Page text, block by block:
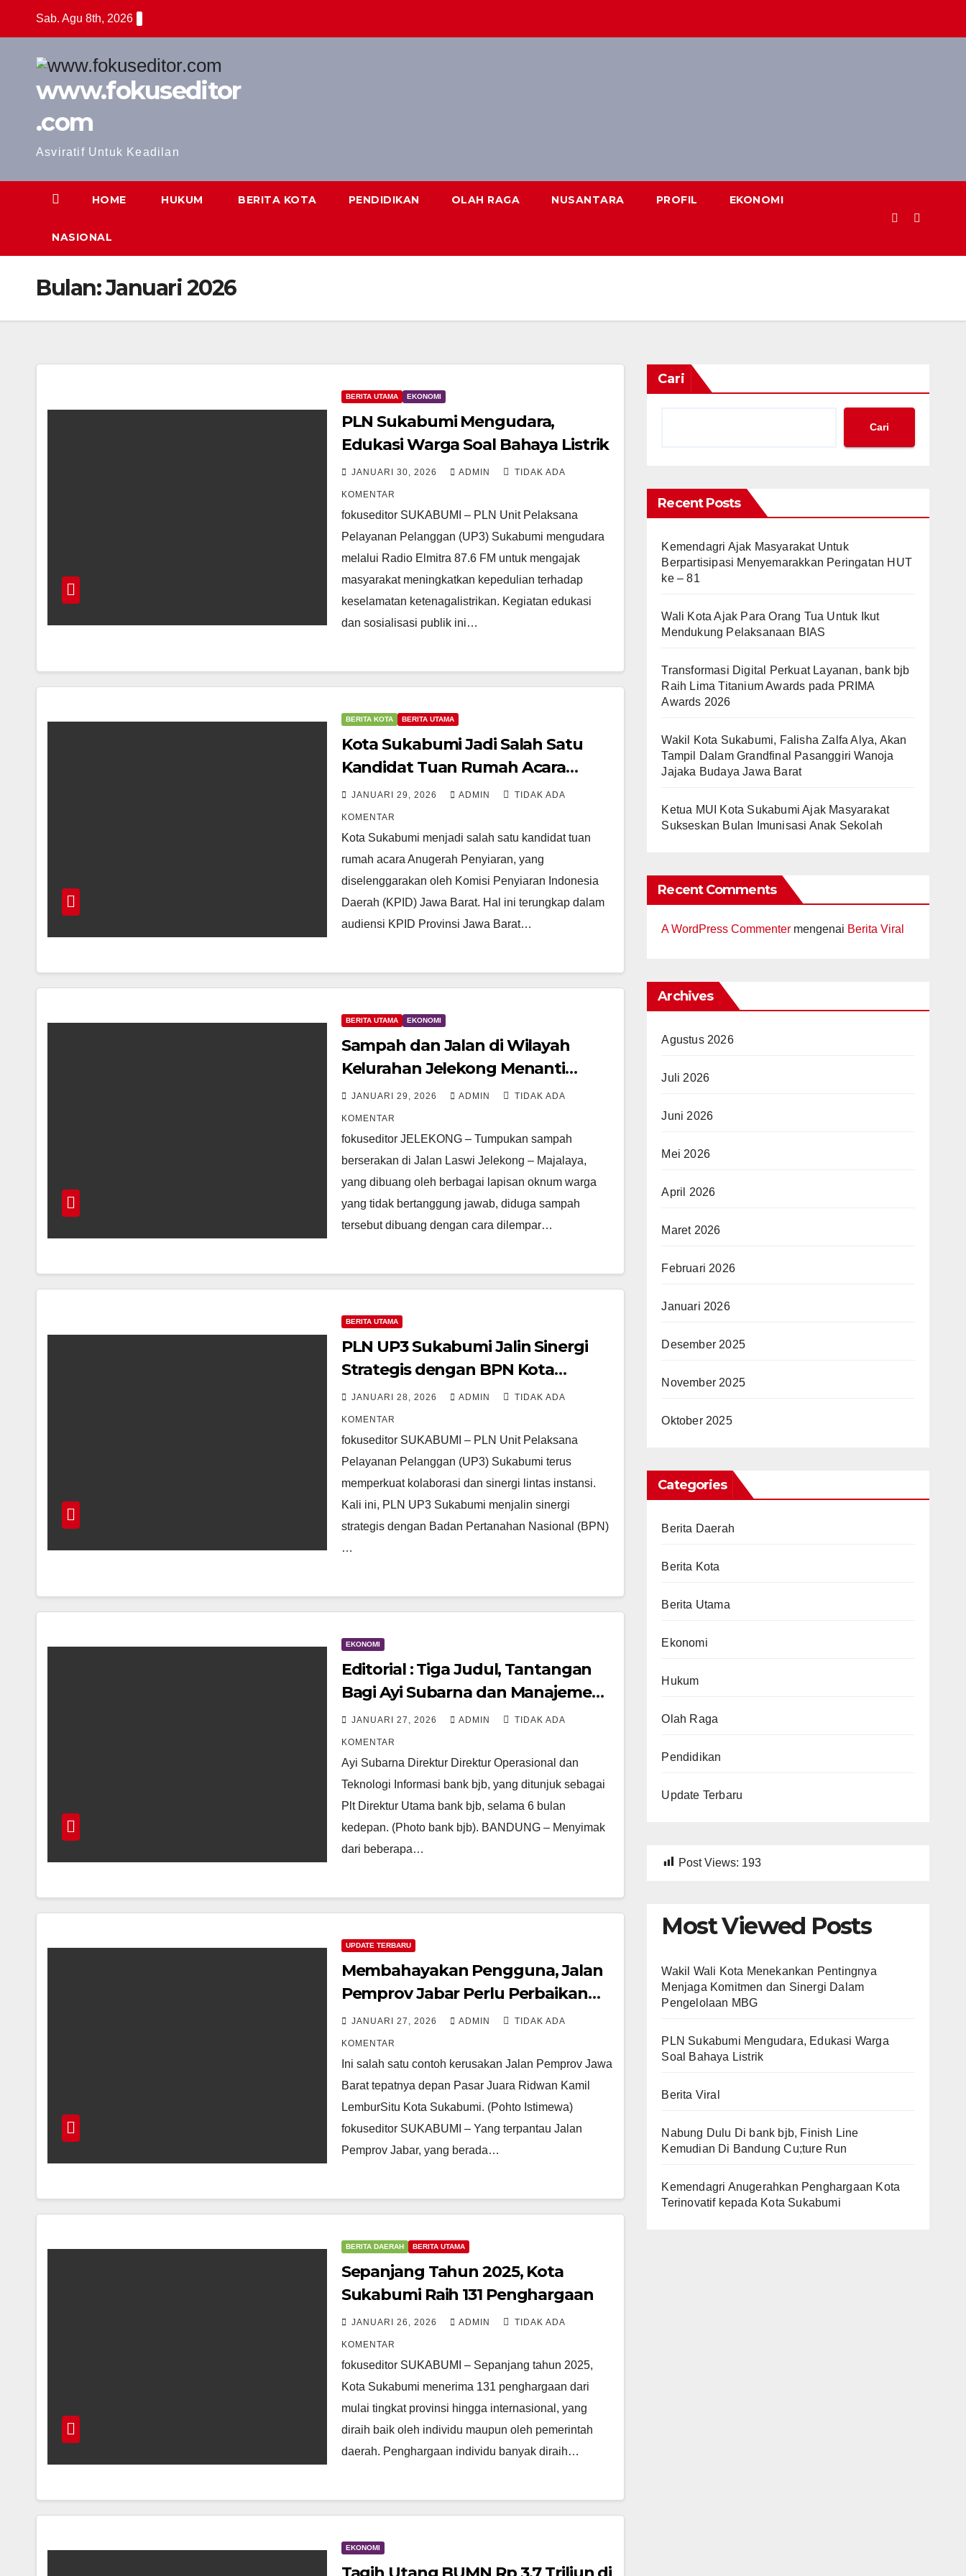
Sab. Agu 8th, 2026
www.fokuseditor
.com
Asviratif Untuk Keadilan
HOME HUKUM BERITA KOTA PENDIDIKAN OLAH RAGA NUSANTARA PROFIL EKONOMI
NASIONAL
Bulan:Januari 2026
BERITA UTAMA EKONOMI
PLN Sukabumi Mengudara,
Edukasi Warga Soal Bahaya Listrik
JANUARI 30, 2026 ADMIN TIDAK ADA
KOMENTAR
fokuseditor SUKABUMI – PLN Unit Pelaksana
Pelayanan Pelanggan (UP3) Sukabumi mengudara
melalui Radio Elmitra 87.6 FM untuk mengajak
masyarakat meningkatkan kepedulian terhadap
keselamatan ketenagalistrikan. Kegiatan edukasi
dan sosialisasi publik ini…
BERITA KOTA BERITA UTAMA
Kota Sukabumi Jadi Salah Satu
Kandidat Tuan Rumah Acara
Anugerah Penyiaran KPID
JANUARI 29, 2026 ADMIN TIDAK ADA
KOMENTAR
Kota Sukabumi menjadi salah satu kandidat tuan
rumah acara Anugerah Penyiaran, yang
diselenggarakan oleh Komisi Penyiaran Indonesia
Daerah (KPID) Jawa Barat. Hal ini terungkap dalam
audiensi KPID Provinsi Jawa Barat…
BERITA UTAMA EKONOMI
Sampah dan Jalan di Wilayah
Kelurahan Jelekong Menanti
kepedulian Bupati Bandung.
JANUARI 29, 2026 ADMIN TIDAK ADA
KOMENTAR
fokuseditor JELEKONG – Tumpukan sampah
berserakan di Jalan Laswi Jelekong – Majalaya,
yang dibuang oleh berbagai lapisan oknum warga
yang tidak bertanggung jawab, diduga sampah
tersebut dibuang dengan cara dilempar…
BERITA UTAMA
PLN UP3 Sukabumi Jalin Sinergi
Strategis dengan BPN Kota
Sukabumi
JANUARI 28, 2026 ADMIN TIDAK ADA
KOMENTAR
fokuseditor SUKABUMI – PLN Unit Pelaksana
Pelayanan Pelanggan (UP3) Sukabumi terus
memperkuat kolaborasi dan sinergi lintas instansi.
Kali ini, PLN UP3 Sukabumi menjalin sinergi
strategis dengan Badan Pertanahan Nasional (BPN)
…
EKONOMI
Editorial : Tiga Judul, Tantangan
Bagi Ayi Subarna dan Manajemen
bank bjb Terkait, Kata Gubernur
Jawa Barat Fahami dan Serius.
JANUARI 27, 2026 ADMIN TIDAK ADA
KOMENTAR
Ayi Subarna Direktur Direktur Operasional dan
Teknologi Informasi bank bjb, yang ditunjuk sebagai
Plt Direktur Utama bank bjb, selama 6 bulan
kedepan. (Photo bank bjb). BANDUNG – Menyimak
dari beberapa…
UPDATE TERBARU
Membahayakan Pengguna, Jalan
Pemprov Jabar Perlu Perbaikan
Serius Jangan Asal-asalan.
JANUARI 27, 2026 ADMIN TIDAK ADA
KOMENTAR
Ini salah satu contoh kerusakan Jalan Pemprov Jawa
Barat tepatnya depan Pasar Juara Ridwan Kamil
LemburSitu Kota Sukabumi. (Pohto Istimewa)
fokuseditor SUKABUMI – Yang terpantau Jalan
Pemprov Jabar, yang berada…
BERITA DAERAH BERITA UTAMA
Sepanjang Tahun 2025, Kota
Sukabumi Raih 131 Penghargaan
JANUARI 26, 2026 ADMIN TIDAK ADA
KOMENTAR
fokuseditor SUKABUMI – Sepanjang tahun 2025,
Kota Sukabumi menerima 131 penghargaan dari
mulai tingkat provinsi hingga internasional, yang
diraih baik oleh individu maupun oleh pemerintah
daerah. Penghargaan individu banyak diraih…
EKONOMI
Cari
Cari
Recent Posts
Kemendagri Ajak Masyarakat Untuk
Berpartisipasi Menyemarakkan Peringatan HUT
ke – 81
Wali Kota Ajak Para Orang Tua Untuk Ikut
Mendukung Pelaksanaan BIAS
Transformasi Digital Perkuat Layanan, bank bjb
Raih Lima Titanium Awards pada PRIMA
Awards 2026
Wakil Kota Sukabumi, Falisha Zalfa Alya, Akan
Tampil Dalam Grandfinal Pasanggiri Wanoja
Jajaka Budaya Jawa Barat
Ketua MUI Kota Sukabumi Ajak Masyarakat
Sukseskan Bulan Imunisasi Anak Sekolah
Recent Comments
A WordPress Commenter mengenai Berita Viral
Archives
Agustus 2026
Juli 2026
Juni 2026
Mei 2026
April 2026
Maret 2026
Februari 2026
Januari 2026
Desember 2025
November 2025
Oktober 2025
Categories
Berita Daerah
Berita Kota
Berita Utama
Ekonomi
Hukum
Olah Raga
Pendidikan
Update Terbaru
Post Views: 193
Most Viewed Posts
Wakil Wali Kota Menekankan Pentingnya
Menjaga Komitmen dan Sinergi Dalam
Pengelolaan MBG
PLN Sukabumi Mengudara, Edukasi Warga
Soal Bahaya Listrik
Berita Viral
Nabung Dulu Di bank bjb, Finish Line
Kemudian Di Bandung Cu;ture Run
Kemendagri Anugerahkan Penghargaan Kota
Terinovatif kepada Kota Sukabumi